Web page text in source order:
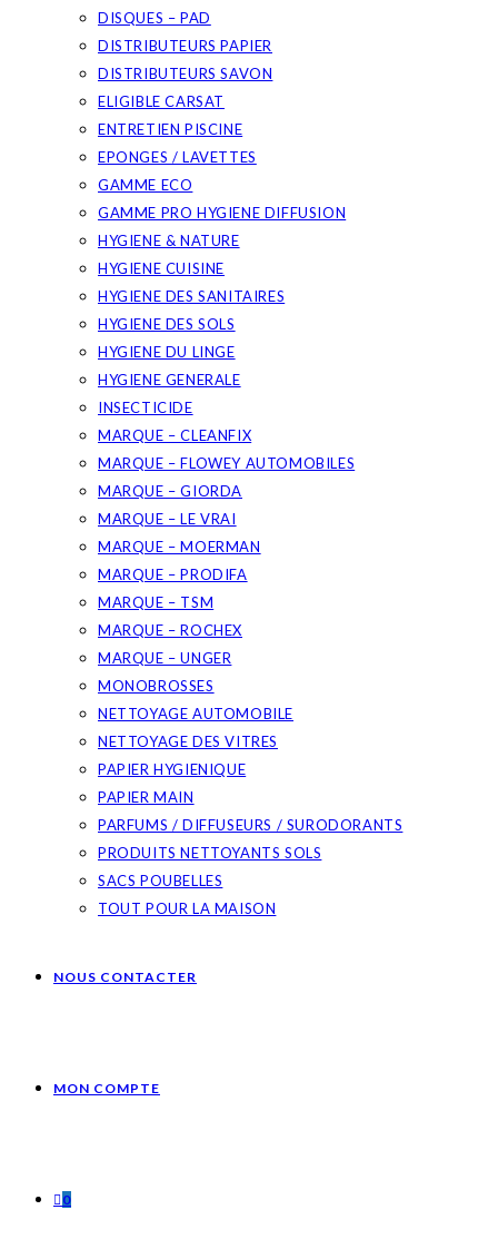
DISQUES – PAD
DISTRIBUTEURS PAPIER
DISTRIBUTEURS SAVON
ELIGIBLE CARSAT
ENTRETIEN PISCINE
EPONGES / LAVETTES
GAMME ECO
GAMME PRO HYGIENE DIFFUSION
HYGIENE & NATURE
HYGIENE CUISINE
HYGIENE DES SANITAIRES
HYGIENE DES SOLS
HYGIENE DU LINGE
HYGIENE GENERALE
INSECTICIDE
MARQUE – CLEANFIX
MARQUE – FLOWEY AUTOMOBILES
MARQUE – GIORDA
MARQUE – LE VRAI
MARQUE – MOERMAN
MARQUE – PRODIFA
MARQUE – TSM
MARQUE – ROCHEX
MARQUE – UNGER
MONOBROSSES
NETTOYAGE AUTOMOBILE
NETTOYAGE DES VITRES
PAPIER HYGIENIQUE
PAPIER MAIN
PARFUMS / DIFFUSEURS / SURODORANTS
PRODUITS NETTOYANTS SOLS
SACS POUBELLES
TOUT POUR LA MAISON
NOUS CONTACTER
MON COMPTE
0